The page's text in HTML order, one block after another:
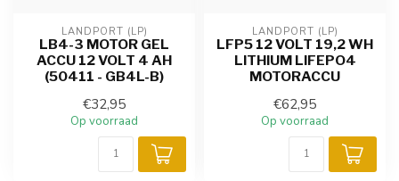
LANDPORT (LP)
LB4-3 MOTOR GEL
ACCU 12 VOLT 4 AH
(50411 - GB4L-B)
€32,95
Op voorraad
LANDPORT (LP)
LFP5 12 VOLT 19,2 WH
LITHIUM LIFEPO4
MOTORACCU
€62,95
Op voorraad